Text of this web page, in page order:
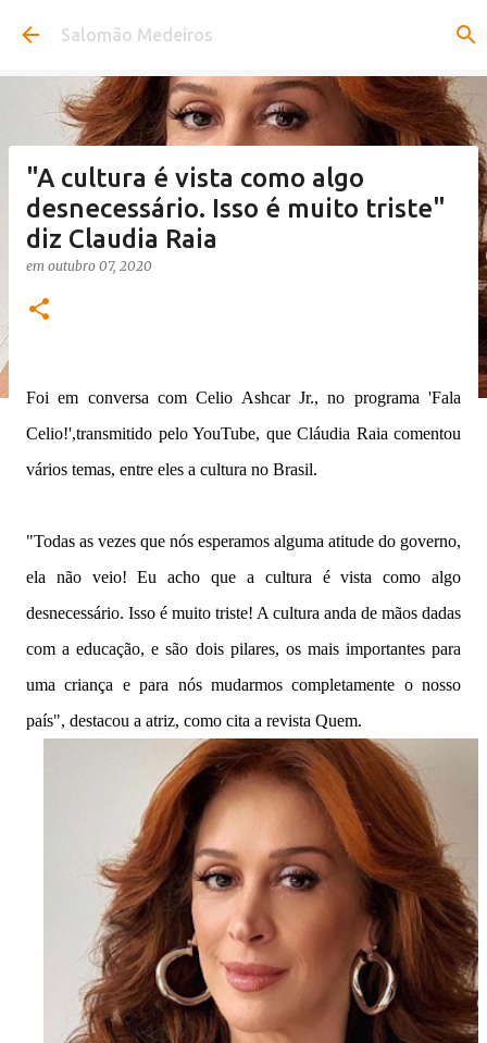
Pular para o conteúdo principal
Salomão Medeiros
"A cultura é vista como algo
desnecessário. Isso é muito triste"
diz Claudia Raia
em outubro 07, 2020
Foi em conversa com Celio Ashcar Jr., no programa 'Fala
Celio!',transmitido pelo YouTube, que Cláudia Raia comentou
vários temas, entre eles a cultura no Brasil.
"Todas as vezes que nós esperamos alguma atitude do governo,
ela não veio! Eu acho que a cultura é vista como algo
desnecessário. Isso é muito triste! A cultura anda de mãos dadas
com a educação, e são dois pilares, os mais importantes para
uma criança e para nós mudarmos completamente o nosso
país", destacou a atriz, como cita a revista Quem.